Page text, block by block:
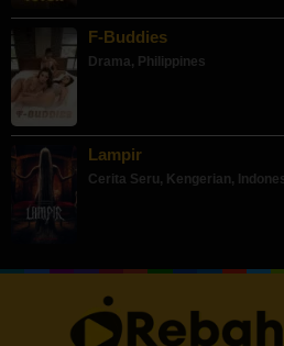
F-Buddies
Drama, Philippines
Lampir
Cerita Seru, Kengerian,